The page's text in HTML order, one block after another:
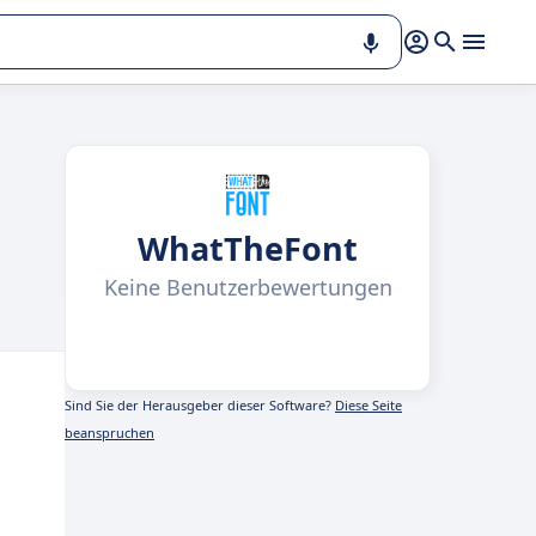
WhatTheFont
Keine Benutzerbewertungen
Sind Sie der Herausgeber dieser Software? Diese Seite
beanspruchen